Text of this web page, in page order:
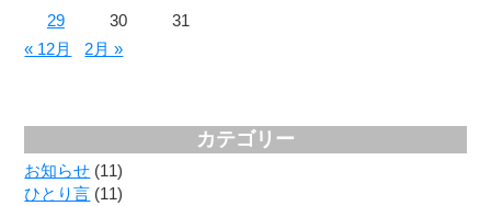
29
30
31
« 12月
2月 »
カテゴリー
お知らせ (11)
ひとり言 (11)